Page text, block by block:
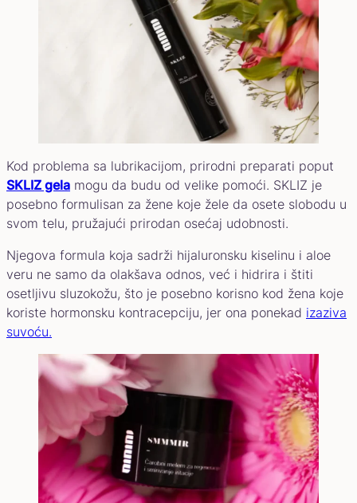
Kod problema sa lubrikacijom, prirodni preparati poput
SKLIZ gela mogu da budu od velike pomoći. SKLIZ je
posebno formulisan za žene koje žele da osete slobodu u
svom telu, pružajući prirodan osećaj udobnosti.
Njegova formula koja sadrži hijaluronsku kiselinu i aloe
veru ne samo da olakšava odnos, već i hidrira i štiti
osetljivu sluzokožu, što je posebno korisno kod žena koje
koriste hormonsku kontracepciju, jer ona ponekad izaziva
suvoću.